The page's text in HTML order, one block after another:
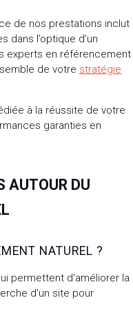
de nos prestations inclut
dans l’optique d’un
experts en référencement
de votre stratégie
à la réussite de votre
garanties en
AUTOUR DU
NATUREL ?
permettent d'améliorer la
d'un site pour